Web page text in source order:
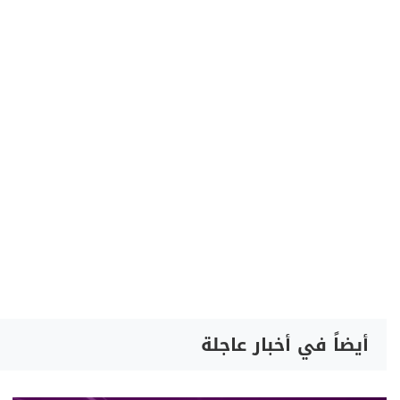
أيضاً في أخبار عاجلة